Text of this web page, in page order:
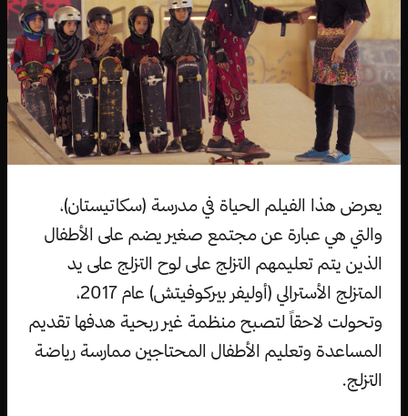
يعرض هذا الفيلم الحياة في مدرسة (سكاتيستان)،
والتي هي عبارة عن مجتمع صغير يضم على الأطفال
الذين يتم تعليمهم التزلج على لوح التزلج على يد
المتزلج الأسترالي (أوليفر بيركوفيتش) عام 2017،
وتحولت لاحقاً لتصبح منظمة غير ربحية هدفها تقديم
المساعدة وتعليم الأطفال المحتاجين ممارسة رياضة
التزلج.